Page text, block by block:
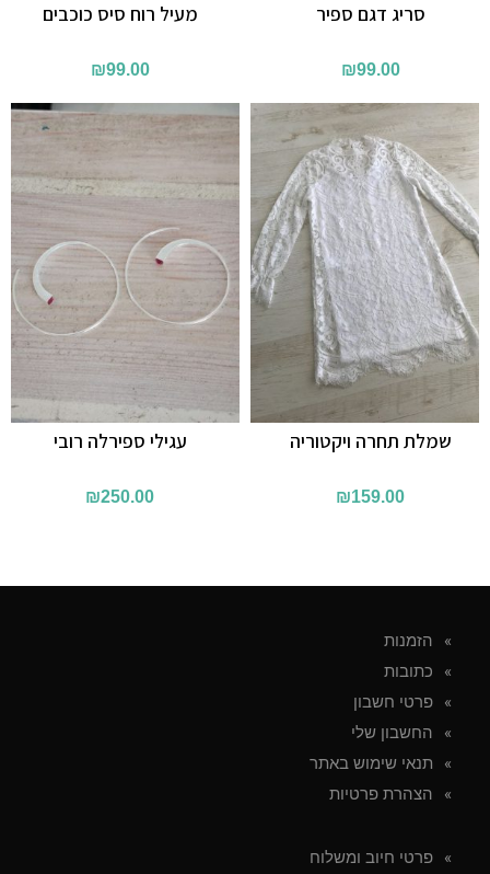
מעיל רוח סיס כוכבים
₪99.00
סריג דגם ספיר
₪99.00
עגילי ספירלה רובי
₪250.00
שמלת תחרה ויקטוריה
₪159.00
הזמנות
כתובות
פרטי חשבון
החשבון שלי
תנאי שימוש באתר
הצהרת פרטיות
פרטי חיוב ומשלוח